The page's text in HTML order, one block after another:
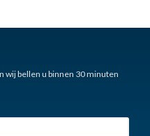
wij bellen u binnen 30 minuten